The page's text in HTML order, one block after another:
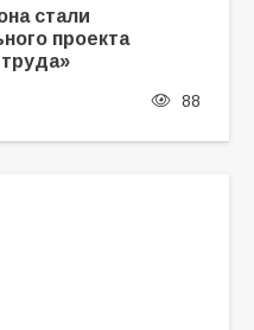
стали
проекта
88